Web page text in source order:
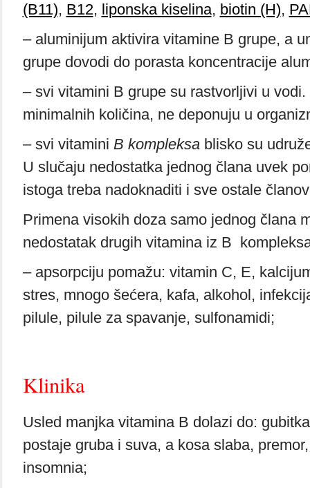
(B11), B12, liponska kiselina, biotin (H),
– aluminijum aktivira vitamine B grupe, a
grupe dovodi do porasta koncentracije
– svi vitamini B grupe su rastvorljivi u
minimalnih količina, ne deponuju u
– svi vitamini B kompleksablisko su
U slučaju nedostatka jednog člana uvek
istoga treba nadoknaditi i sve ostale
Primena visokih doza samo jednog člana
nedostatak drugih vitamina iz B
– apsorpciju pomažu: vitamin C, E,
stres, mnogo šećera, kafa, alkohol,
pilule, pilule za spavanje, sulfonamidi;
Klinika
Usled manjka vitamina B dolazi do:
postaje gruba i suva, a kosa slaba,
insomnia;